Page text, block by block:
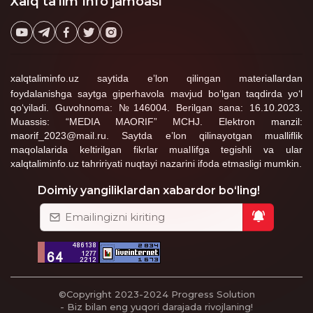
xalqtaliminfo.uz saytida e’lon qilingan materiallardan
foydalanishga saytga giperhavola mavjud bo‘lgan taqdirda yo‘l
qo‘yiladi. Guvohnoma: №146004. Berilgan sana: 16.10.2023.
Muassis: “MEDIA MAORIF” MCHJ. Elektron manzil:
maorif_2023@mail.ru. Saytda e’lon qilinayotgan mualliflik
maqolalarida keltirilgan fikrlar muallifga tegishli va ular
xalqtaliminfo.uz tahririyati nuqtayi nazarini ifoda etmasligi mumkin.
Doimiy yangiliklardan xabardor bo‘ling!
©Copyright 2023-2024 Progress Solution
- Biz bilan eng yuqori darajada rivojlaning!